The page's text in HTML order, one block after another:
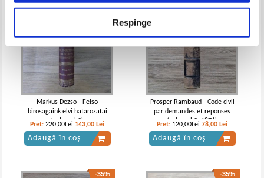
Respinge
Markus Dezso - Felso
birosagaink elvi hatarozatai
(volumul 2)
Pret:220,00Lei 143,00 Lei
Adaugă în coș
Prosper Rambaud - Code civil
par demandes et reponses
(volumul 2, 1876)
Pret:120,00Lei 78,00 Lei
Adaugă în coș
-35% -35%